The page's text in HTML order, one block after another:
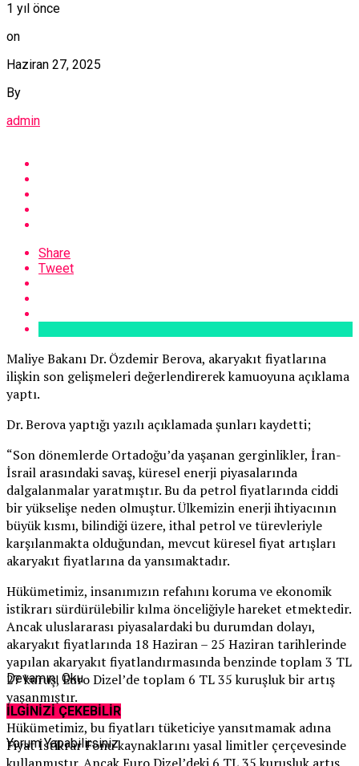
1 yıl önce
on
Haziran 27, 2025
By
admin
Share
Tweet
Maliye Bakanı Dr. Özdemir Berova, akaryakıt fiyatlarına
ilişkin son gelişmeleri değerlendirerek kamuoyuna açıklama
yaptı.
Dr. Berova yaptığı yazılı açıklamada şunları kaydetti;
“Son dönemlerde Ortadoğu’da yaşanan gerginlikler, İran-
İsrail arasındaki savaş, küresel enerji piyasalarında
dalgalanmalar yaratmıştır. Bu da petrol fiyatlarında ciddi
bir yükselişe neden olmuştur. Ülkemizin enerji ihtiyacının
büyük kısmı, bilindiği üzere, ithal petrol ve türevleriyle
karşılanmakta olduğundan, mevcut küresel fiyat artışları
akaryakıt fiyatlarına da yansımaktadır.
Hükümetimiz, insanımızın refahını koruma ve ekonomik
istikrarı sürdürülebilir kılma önceliğiyle hareket etmektedir.
Ancak uluslararası piyasalardaki bu durumdan dolayı,
akaryakıt fiyatlarında 18 Haziran – 25 Haziran tarihlerinde
yapılan akaryakıt fiyatlandırmasında benzinde toplam 3 TL
27 kuruş, Euro Dizel’de toplam 6 TL 35 kuruşluk bir artış
yaşanmıştır.
Hükümetimiz, bu fiyatları tüketiciye yansıtmamak adına
Fiyat İstikrar Fonu kaynaklarını yasal limitler çerçevesinde
Devamını Oku
İLGİNİZİ ÇEKEBİLİR
Yorum Yapabilirsiniz